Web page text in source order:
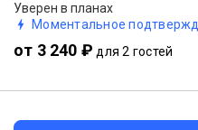
Уверен в планах
Моментальное
от 3 240 ₽ для 2 гостей